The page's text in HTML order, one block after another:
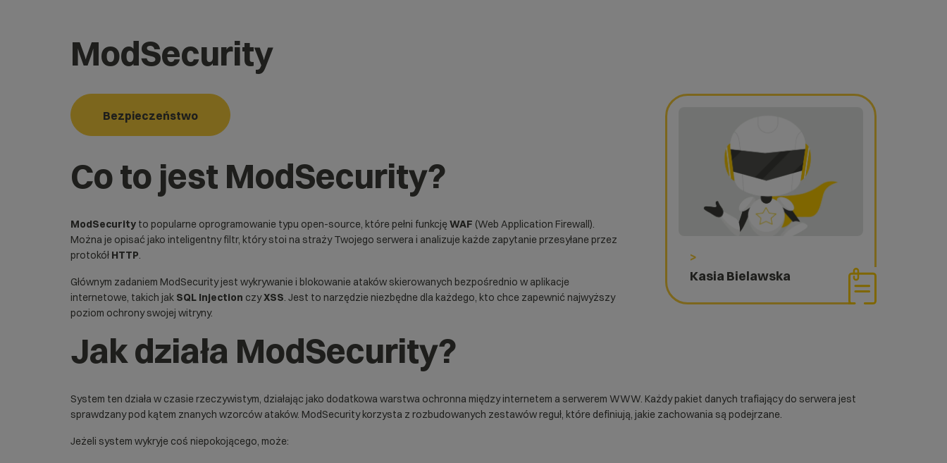
ModSecurity
>
Kasia Bielawska
Bezpieczeństwo
Co to jest ModSecurity?
ModSecurity to popularne oprogramowanie typu open-source, które pełni funkcję WAF (Web Application Firewall).
Można je opisać jako inteligentny filtr, który stoi na straży Twojego serwera i analizuje każde zapytanie przesyłane przez
protokół HTTP.
Głównym zadaniem ModSecurity jest wykrywanie i blokowanie ataków skierowanych bezpośrednio w aplikacje
internetowe, takich jak SQL Injection czyXSS. Jest to narzędzie niezbędne dla każdego, kto chce zapewnić najwyższy
poziom ochrony swojej witryny.
Jak działa ModSecurity?
System ten działa w czasie rzeczywistym, działając jako dodatkowa warstwa ochronna między internetem a serwerem WWW. Każdy pakiet danych trafiający do serwera jest
sprawdzany pod kątem znanych wzorców ataków. ModSecurity korzysta z rozbudowanych zestawów reguł, które definiują, jakie zachowania są podejrzane.
Jeżeli system wykryje coś niepokojącego, może: